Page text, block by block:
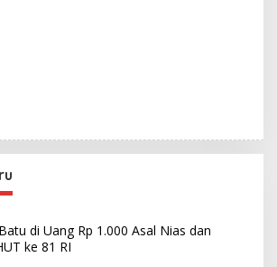
di Uang Rp 1.000 Asal Nias dan
ke 81 RI